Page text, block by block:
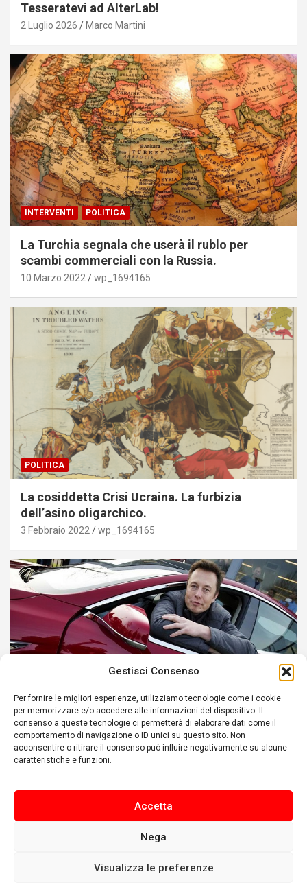
Gestisci Consenso
Per fornire le migliori esperienze, utilizziamo tecnologie come i cookie
per memorizzare e/o accedere alle informazioni del dispositivo. Il
consenso a queste tecnologie ci permetterà di elaborare dati come il
comportamento di navigazione o ID unici su questo sito. Non
acconsentire o ritirare il consenso può influire negativamente su alcune
caratteristiche e funzioni.
Accetta
Nega
Visualizza le preferenze
Tesseratevi ad AlterLab!
2 Luglio 2026 Marco Martini
INTERVENTI POLITICA
La Turchia segnala che userà il rublo per
scambi commerciali con la Russia.
10 Marzo 2022 wp_1694165
POLITICA
La cosiddetta Crisi Ucraina. La furbizia
dell’asino oligarchico.
3 Febbraio 2022 wp_1694165
GUERRA CULTURALE: Si prepara il terreno per
il nuovo gigante mediatico di Trump?
Copyright © 2026AlterLab Privacy Policy